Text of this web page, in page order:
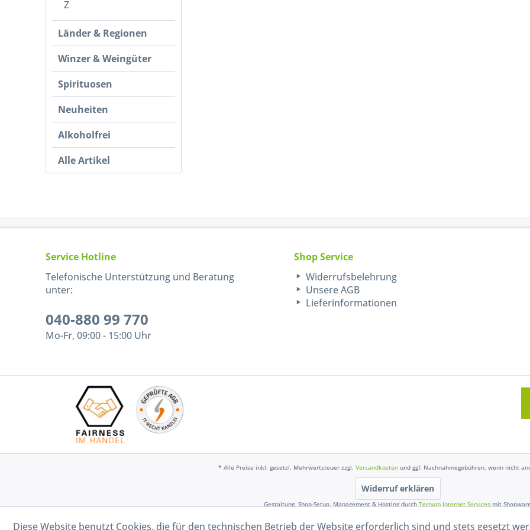
Z
Länder & Regionen
Winzer & Weingüter
Spirituosen
Neuheiten
Alkoholfrei
Alle Artikel
Service Hotline
Telefonische Unterstützung und Beratung
unter:
040-880 99 770
Mo-Fr, 09:00 - 15:00 Uhr
Shop Service
Widerrufsbelehrung
Unsere AGB
Lieferinformationen
* Alle Preise inkl. gesetzl. Mehrwertsteuer zzgl. Versandkostenund ggf. Nachnahmegebühren, wenn nicht
Widerruf erklären
Gestaltung, Shop-Setup, Management & Hosting durch Ternum Internet Services mit
Diese Website benutzt Cookies, die für den technischen Betrieb der Website erforderlich sind und stets gesetzt